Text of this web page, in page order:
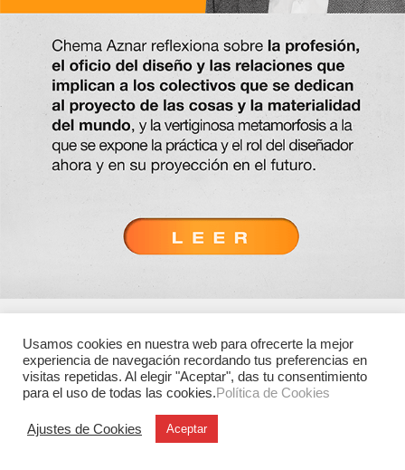
Usamos cookies en nuestra web para ofrecerte la mejor
experiencia de navegación recordando tus preferencias en
visitas repetidas. Al elegir "Aceptar", das tu consentimiento
para el uso de todas las cookies.Política de Cookies
Ajustes de Cookies Aceptar